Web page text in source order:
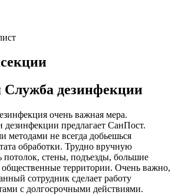
Служба дезинфекции
очень важная мера.
дезинфекции предлагает СанПост.
не всегда добьешься
обработки. Трудно вручную
потолок, стены, подъезды, большие
территории. Очень важно,
сотрудник сделает работу
с долгосрочными действиями.